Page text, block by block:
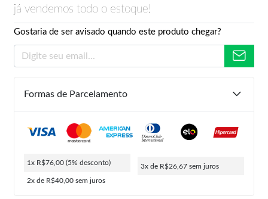
já vendemos todo o estoque!
Gostaria de ser avisado quando este produto chegar?
Formas de Parcelamento
1x R$76,00 (5% desconto)
2x de R$40,00 sem juros
3x de R$26,67 sem juros